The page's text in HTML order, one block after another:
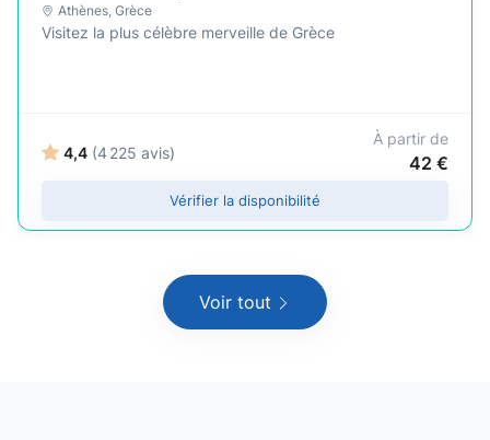
Athènes, Grèce
Visitez la plus célèbre merveille de Grèce
4,4 (4 225 avis)
À partir de
42 €
Vérifier la disponibilité
Voir tout